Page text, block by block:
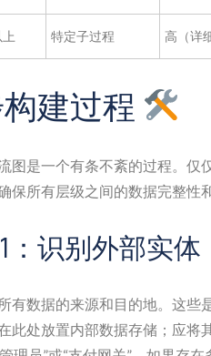
特定子过程 高（详
建过程
图是一个有条不紊的过程。仅
保所有层级之间的数据完整性
：识别外部实体
有数据的来源和目的地。这些
此处放置内部数据存储；应将